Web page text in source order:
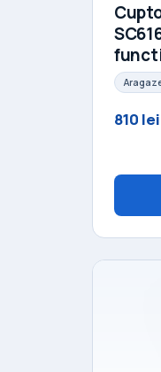
810 lei